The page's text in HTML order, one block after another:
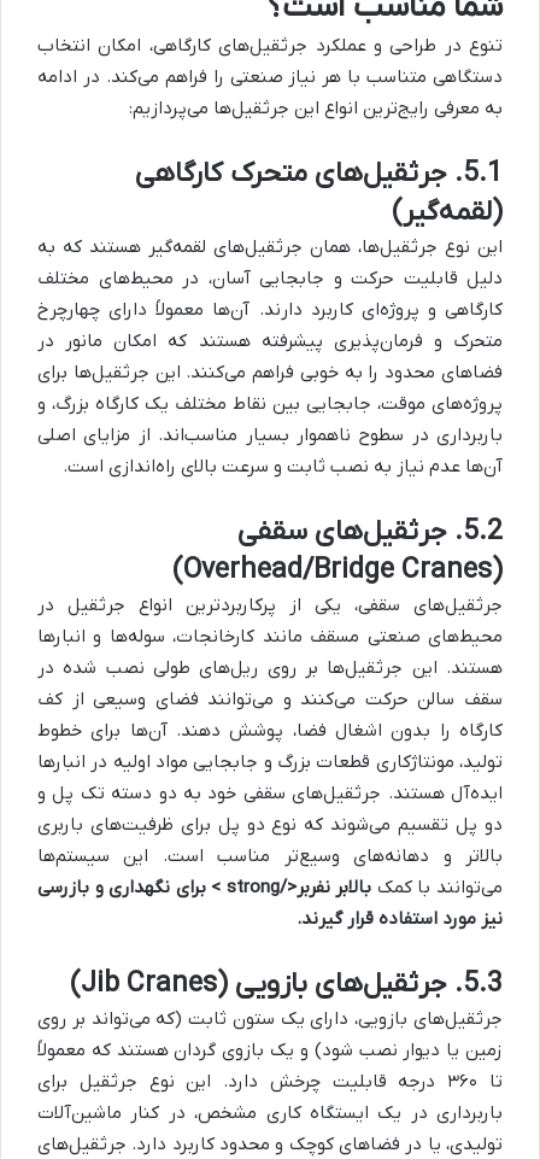
تنوع در طراحی و عملکرد جرثقیل‌های کارگاهی، امکان انتخاب
دستگاهی متناسب با هر نیاز صنعتی را فراهم می‌کند. در ادامه
به معرفی رایج‌ترین انواع این جرثقیل‌ها می‌پردازیم:
5.1. جرثقیل‌های متحرک کارگاهی
(لقمه‌گیر)
این نوع جرثقیل‌ها، همان جرثقیل‌های لقمه‌گیر هستند که به
دلیل قابلیت حرکت و جابجایی آسان، در محیط‌های مختلف
کارگاهی و پروژه‌ای کاربرد دارند. آن‌ها معمولاً دارای چهارچرخ
متحرک و فرمان‌پذیری پیشرفته هستند که امکان مانور در
فضاهای محدود را به خوبی فراهم می‌کنند. این جرثقیل‌ها برای
پروژه‌های موقت، جابجایی بین نقاط مختلف یک کارگاه بزرگ، و
باربرداری در سطوح ناهموار بسیار مناسب‌اند. از مزایای اصلی
آن‌ها عدم نیاز به نصب ثابت و سرعت بالای راه‌اندازی است.
5.2. جرثقیل‌های سقفی
(Overhead/Bridge Cranes)
جرثقیل‌های سقفی، یکی از پرکاربردترین انواع جرثقیل در
محیط‌های صنعتی مسقف مانند کارخانجات، سوله‌ها و انبارها
هستند. این جرثقیل‌ها بر روی ریل‌های طولی نصب شده در
سقف سالن حرکت می‌کنند و می‌توانند فضای وسیعی از کف
کارگاه را بدون اشغال فضا، پوشش دهند. آن‌ها برای خطوط
تولید، مونتاژکاری قطعات بزرگ و جابجایی مواد اولیه در انبارها
ایده‌آل هستند. جرثقیل‌های سقفی خود به دو دسته تک پل و
دو پل تقسیم می‌شوند که نوع دو پل برای ظرفیت‌های باربری
بالاتر و دهانه‌های وسیع‌تر مناسب است. این سیستم‌ها
می‌توانند با کمک
بالابر نفربر</strong > برای نگهداری و بازرسی
نیز مورد استفاده قرار گیرند.
5.3. جرثقیل‌های بازویی (Jib Cranes)
جرثقیل‌های بازویی، دارای یک ستون ثابت (که می‌تواند بر روی
زمین یا دیوار نصب شود) و یک بازوی گردان هستند که معمولاً
تا ۳۶۰ درجه قابلیت چرخش دارد. این نوع جرثقیل برای
باربرداری در یک ایستگاه کاری مشخص، در کنار ماشین‌آلات
تولیدی، یا در فضاهای کوچک و محدود کاربرد دارد. جرثقیل‌های